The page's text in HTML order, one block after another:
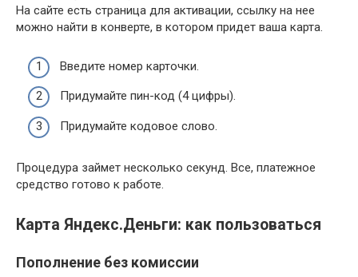
На сайте есть страница для активации, ссылку на нее
можно найти в конверте, в котором придет ваша карта.
Введите номер карточки.
Придумайте пин-код (4 цифры).
Придумайте кодовое слово.
Процедура займет несколько секунд. Все, платежное
средство готово к работе.
Карта Яндекс.Деньги: как пользоваться
Пополнение без комиссии